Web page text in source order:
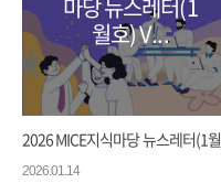
마당 뉴스레터(1
월호) V...
2026.01.14